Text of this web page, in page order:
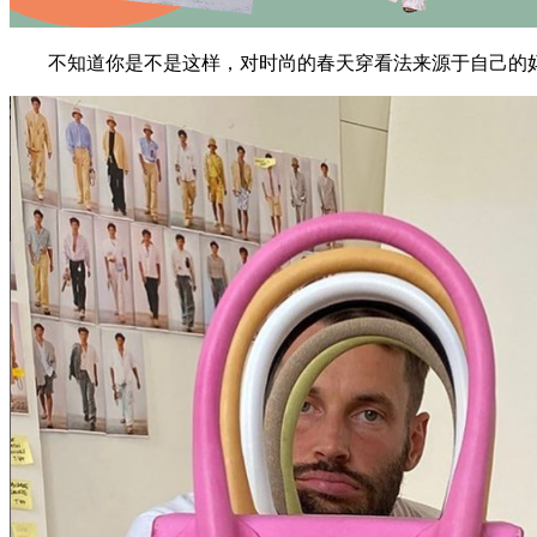
不知道你是不是这样，对时尚的春天穿看法来源于自己的